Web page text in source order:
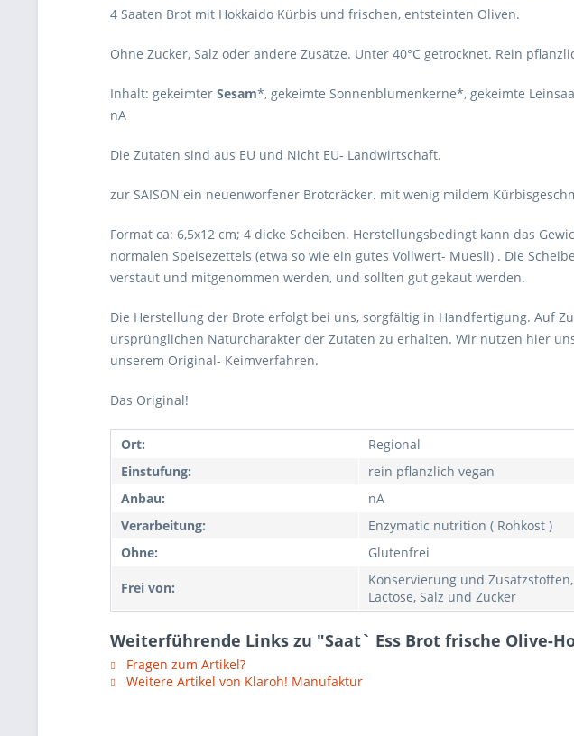
4 Saaten Brot mit Hokkaido Kürbis und frischen, entsteinten Oliven.
Ohne Zucker, Salz oder andere Zusätze. Unter 40°C getrocknet. Rein
Inhalt: gekeimter Sesam*, gekeimte Sonnenblumenkerne*, gekeimte
nA
Die Zutaten sind aus EU und Nicht EU- Landwirtschaft.
zur SAISON ein neuenworfener Brotcräcker. mit wenig mildem
Format ca: 6,5x12 cm; 4 dicke Scheiben. Herstellungsbedingt kann das
normalen Speisezettels (etwa so wie ein gutes Vollwert- Muesli) . Die
verstaut und mitgenommen werden, und sollten gut gekaut werden.
Die Herstellung der Brote erfolgt bei uns, sorgfältig in Handfertigung. Auf
ursprünglichen Naturcharakter der Zutaten zu erhalten. Wir nutzen hier
unserem Original- Keimverfahren.
Das Original!
Ort:
Regional
Einstufung:
rein pflanzlich vegan
Anbau:
nA
Verarbeitung:
Enzymatic nutrition ( Rohkost )
Ohne:
Glutenfrei
Frei von:
Konservierung und Zusatzstoffen,
Lactose, Salz und Zucker
Weiterführende Links zu "Saat` Ess Brot frische Olive-
Fragen zum Artikel?
Weitere Artikel von Klaroh! Manufaktur